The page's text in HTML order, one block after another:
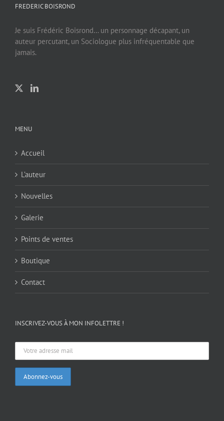
FREDERIC BOISROND
Je suis Frédéric Boisrond… un personnage décapant, un
auteur percutant, un Sociologue plus infréquentable que
jamais.
MENU
Accueil
L’auteur
Nouvelles
Galerie
Points de ventes
Boutique
Contact
INSCRIVEZ-VOUS À MON INFOLETTRE !